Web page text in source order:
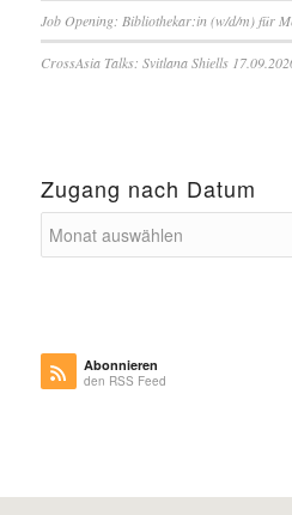
Job Opening: Bibliothekar:in (w/d/m) für
CrossAsia Talks: Svitlana Shiells
Zugang nach Datum
Abonnieren
den RSS Feed